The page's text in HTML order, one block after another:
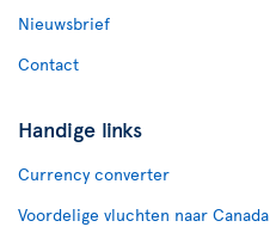
Nieuwsbrief
Contact
Handige links
Currency converter
Voordelige vluchten naar Canada